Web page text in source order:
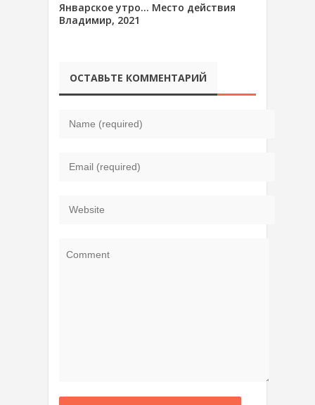
Январское утро… Место действия
Владимир, 2021
ОСТАВЬТЕ КОММЕНТАРИЙ